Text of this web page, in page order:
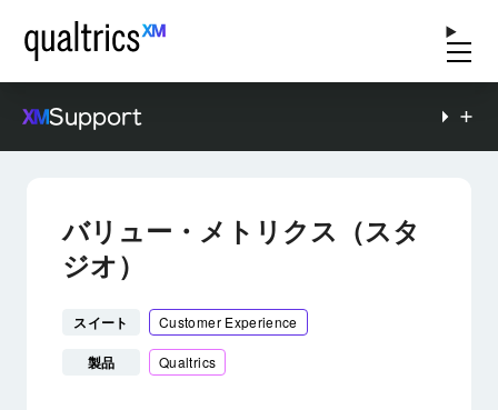
Support
バリュー・メトリクス（スタ
ジオ）
スイート Customer Experience
製品 Qualtrics